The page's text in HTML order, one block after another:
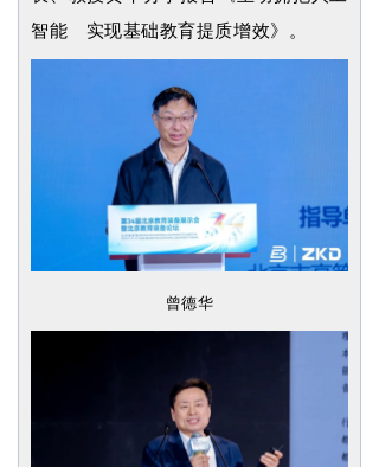
智能 实现基础教育提质增效》。
曾德华